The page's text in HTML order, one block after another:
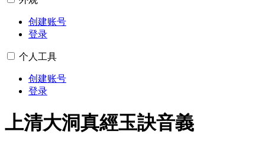
创建账号
登录
个人工具
创建账号
登录
上清大洞真經玉訣音義